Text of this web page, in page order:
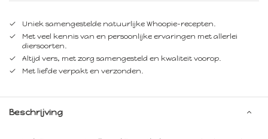
Uniek samengestelde natuurlijke Whoopie-recepten.
Met veel kennis van en persoonlijke ervaringen met allerlei
diersoorten.
Altijd vers, met zorg samengesteld en kwaliteit voorop.
Met liefde verpakt en verzonden.
Beschrijving